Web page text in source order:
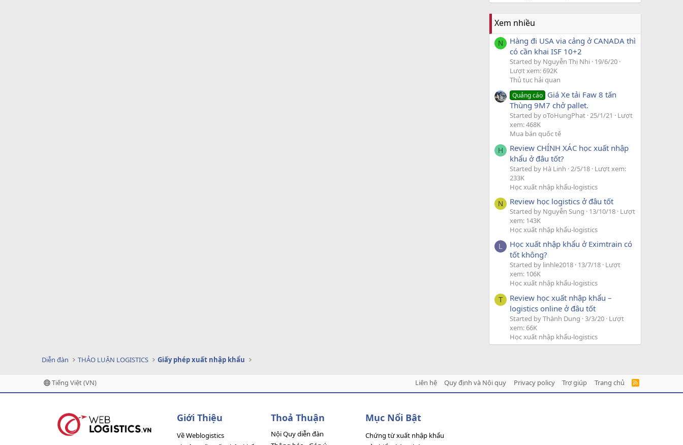
Xem nhiều
N
Hàng đi USA via cảng ở CANADA thì
có cần khai ISF 10+2
Started by Nguyễn Thị Nhi 19/6/20
Lượt xem: 692K
Thủ tục hải quan
Quảng cáo Giá Xe tải Faw 8 tấn
Thùng 9M7 chở pallet.
Started by oToHungPhat 25/1/21
Lượt
xem: 468K
Mua bán quốc tế
H
Review CHÍNH XÁC học xuất nhập
khẩu ở đâu tốt?
Started by Hà Linh 2/5/18 Lượt xem:
233K
Học xuất nhập khẩu-logistics
N Review học logistics ở đâu tốt
Started by Nguyễn Sung 13/10/18 Lượt
xem: 143K
Học xuất nhập khẩu-logistics
L
Học xuất nhập khẩu ở Eximtrain có
tốt không?
Started by linhle2018 13/7/18 Lượt
xem: 106K
Học xuất nhập khẩu-logistics
T
Review học xuất nhập khẩu –
logistics online ở đâu tốt
Started by Thành Dung 3/3/20 Lượt
xem: 66K
Học xuất nhập khẩu-logistics
Diễn đàn THẢO LUẬN LOGISTICS Giấy phép xuất nhập khẩu
Tiếng Việt (VN) Liên hệ Quy định và Nội quy Privacy policy Trợ giúp Trang chủ
R
Giới Thiệu
Về Weblogistics
Thoả Thuận
Nội Quy diễn đàn
Mục Nổi Bật
Chứng từ xuất nhập khẩu